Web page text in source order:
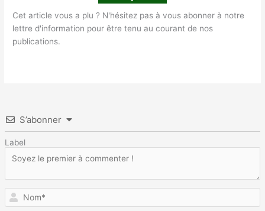
Cet article vous a plu ? N'hésitez pas à vous abonner à notre
lettre d'information pour être tenu au courant de nos
publications.
S’abonner
Label